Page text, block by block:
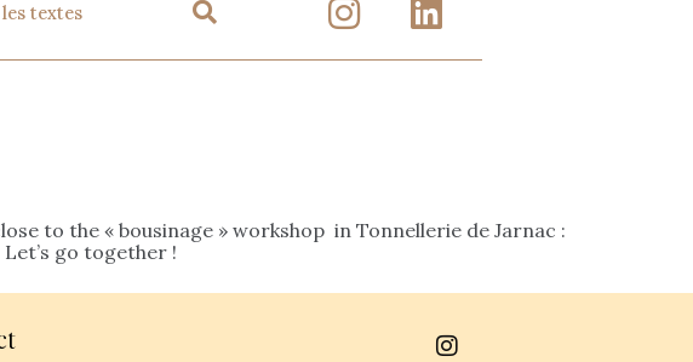
textes
to the « bousinage » workshop in Tonnellerie de Jarnac :
go together !